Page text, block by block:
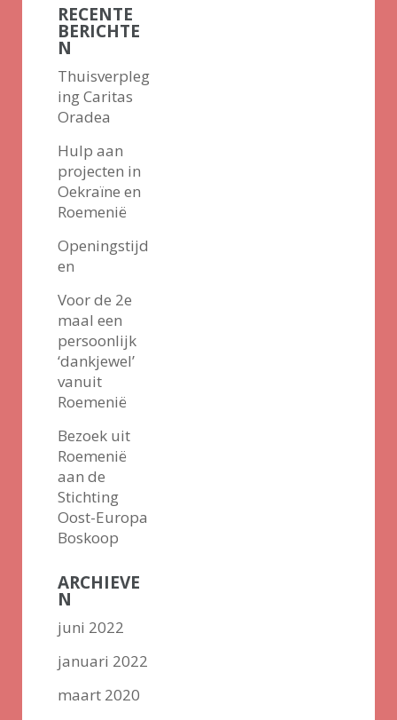
RECENTE
BERICHTE
N
Thuisverpleg
ing Caritas
Oradea
Hulp aan
projecten in
Oekraïne en
Roemenië
Openingstijd
en
Voor de 2e
maal een
persoonlijk
‘dankjewel’
vanuit
Roemenië
Bezoek uit
Roemenië
aan de
Stichting
Oost-Europa
Boskoop
ARCHIEVE
N
juni 2022
januari 2022
maart 2020